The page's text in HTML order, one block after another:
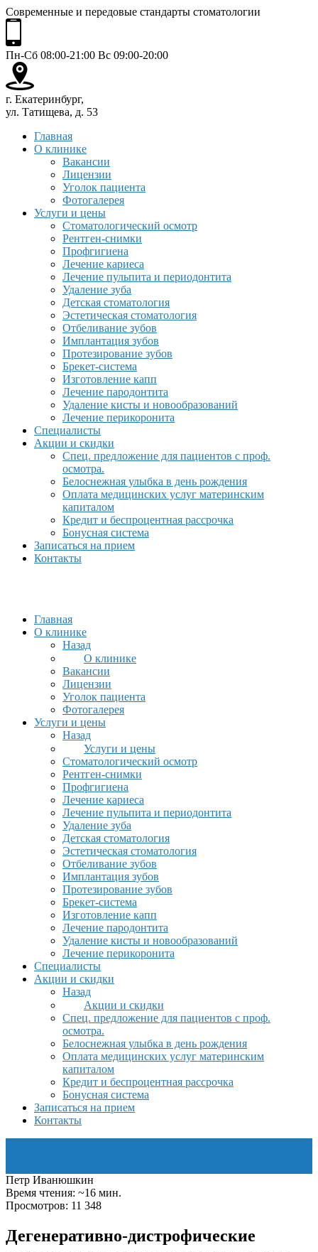
Современные и передовые стандарты стоматологии
Пн-Сб 08:00-21:00 Вс 09:00-20:00
г. Екатеринбург,
ул. Татищева, д. 53
Главная
О клинике
Вакансии
Лицензии
Уголок пациента
Фотогалерея
Услуги и цены
Стоматологический осмотр
Рентген-снимки
Профгигиена
Лечение кариеса
Лечение пульпита и периодонтита
Удаление зуба
Детская стоматология
Эстетическая стоматология
Отбеливание зубов
Имплантация зубов
Протезирование зубов
Брекет-система
Изготовление капп
Лечение пародонтита
Удаление кисты и новообразований
Лечение перикоронита
Специалисты
Акции и скидки
Спец. предложение для пациентов с проф.
осмотра.
Белоснежная улыбка в день рождения
Оплата медицинских услуг материнским
капиталом
Кредит и беспроцентная рассрочка
Бонусная система
Записаться на прием
Контакты
Главная
О клинике
Назад
О клинике
Вакансии
Лицензии
Уголок пациента
Фотогалерея
Услуги и цены
Назад
Услуги и цены
Стоматологический осмотр
Рентген-снимки
Профгигиена
Лечение кариеса
Лечение пульпита и периодонтита
Удаление зуба
Детская стоматология
Эстетическая стоматология
Отбеливание зубов
Имплантация зубов
Протезирование зубов
Брекет-система
Изготовление капп
Лечение пародонтита
Удаление кисты и новообразований
Лечение перикоронита
Специалисты
Акции и скидки
Назад
Акции и скидки
Спец. предложение для пациентов с проф.
осмотра.
Белоснежная улыбка в день рождения
Оплата медицинских услуг материнским
капиталом
Кредит и беспроцентная рассрочка
Бонусная система
Записаться на прием
Контакты
Петр Иванюшкин
Время чтения: ~16 мин.
Просмотров: 11 348
Дегенеративно-дистрофические